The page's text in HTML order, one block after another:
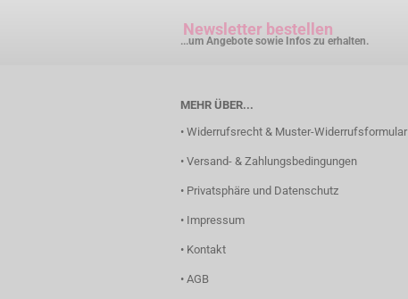
Newsletter bestellen
...um Angebote sowie Infos zu erhalten.
MEHR ÜBER...
• Widerrufsrecht & Muster-Widerrufsformular
• Versand- & Zahlungsbedingungen
• Privatsphäre und Datenschutz
• Impressum
• Kontakt
• AGB